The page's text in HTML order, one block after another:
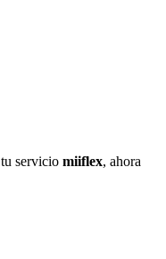
servicio miiflex, ahora